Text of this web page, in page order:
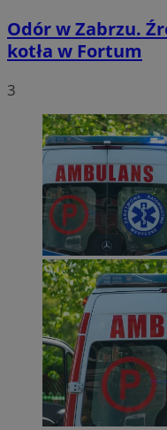
Odór w Zabrzu.
kotła w Fortum
3